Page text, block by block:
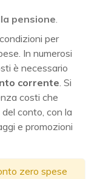
pensione.
per
In numerosi
è necessario
corrente. Si
costi che
conto, con la
e promozioni
zero spese